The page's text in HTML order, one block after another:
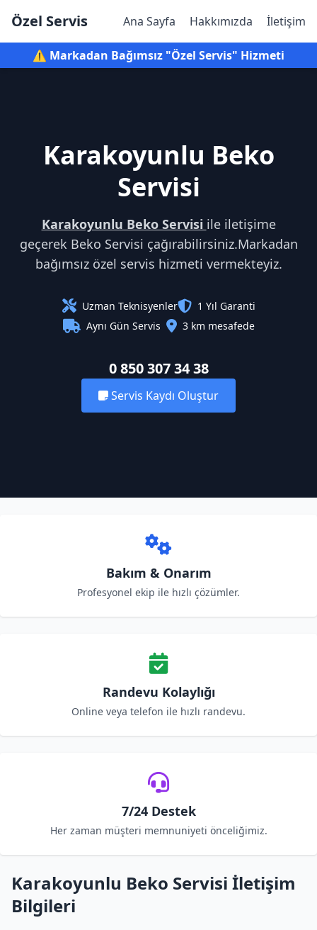
Özel Servis Ana Sayfa Hakkımızda İletişim
⚠️ Markadan Bağımsız "Özel Servis" Hizmeti
Karakoyunlu Beko
Servisi
Karakoyunlu Beko Servisi ile iletişime
geçerek Beko Servisi çağırabilirsiniz.Markadan
bağımsız özel servis hizmeti vermekteyiz.
Uzman Teknisyenler
1 Yıl Garanti
Aynı Gün Servis
3 km mesafede
0 850 307 34 38
Servis Kaydı Oluştur
Bakım & Onarım
Profesyonel ekip ile hızlı çözümler.
Randevu Kolaylığı
Online veya telefon ile hızlı randevu.
7/24 Destek
Her zaman müşteri memnuniyeti önceliğimiz.
Karakoyunlu Beko Servisi İletişim
Bilgileri